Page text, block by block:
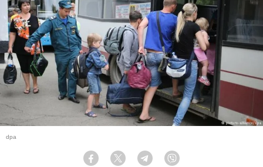
dpa
Facebook Twitter Telegram